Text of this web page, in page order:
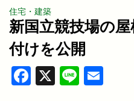
住宅・建築
新国立競技場の
付けを公開
Facebook
X Line